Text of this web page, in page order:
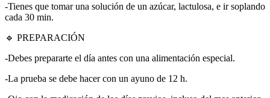
-Tienes que tomar una solución de un azúcar, lactulosa, e ir soplando
cada 30 min.
🔹 PREPARACIÓN
-Debes prepararte el día antes con una alimentación especial.
-La prueba se debe hacer con un ayuno de 12 h.